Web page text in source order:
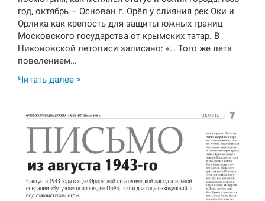
год, октябрь – Основан г. Орёл у слияния рек Оки и
Орлика как крепость для защиты южных границ
Московского государства от крымских татар. В
Никоновской летописи записано: «… Того же лета
повелением…
Читать далее >